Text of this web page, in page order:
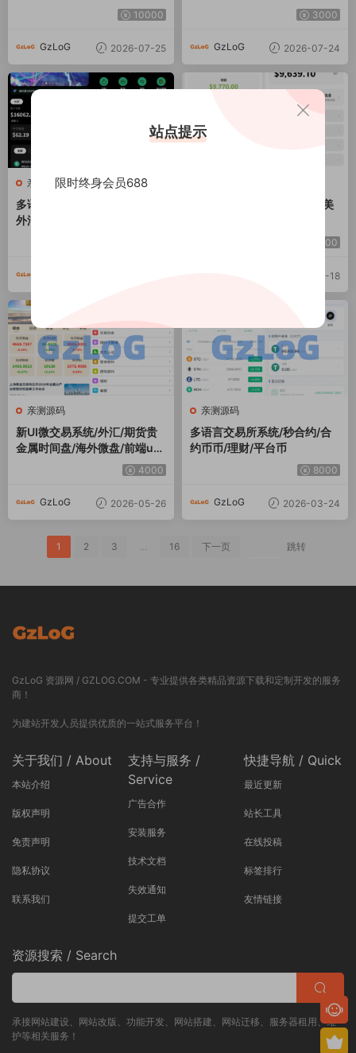
10000
GzLoG 2026-07-25
3000
GzLoG 2026-07-24
亲测源码
多语言秒合约/虚拟币/贵金属/
外汇交易/贷款/投资
多语言PC/H5版st7交易所/美
16000
2026-07-18
亲测源码
新UI微交易系统/外汇/期货贵
金属时间盘/海外微盘/前端uni
4000
GzLoG 2026-05-26
亲测源码
多语言交易所系统/秒合约/合
约币币/理财/平台币
8000
GzLoG 2026-03-24
1 2 3 ... 16 下一页 跳转
GzLoG 资源网 / GZLOG.COM - 专业提供各类精品资源下载和定制开发的服务
商！
为建站开发人员提供优质的一站式服务平台！
关于我们 / About
本站介绍
版权声明
免责声明
隐私协议
联系我们
支持与服务 /
Service
广告合作
安装服务
技术文档
失效通知
提交工单
快捷导航 / Quick
最近更新
站长工具
在线投稿
标签排行
友情链接
资源搜索 / Search
承接网站建设、网站改版、功能开发、网站搭建、网站迁移、服务器租用、维
护等相关服务！
站点提示
限时终身会员688